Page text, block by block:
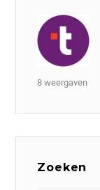
8 weergaven
Zoeken